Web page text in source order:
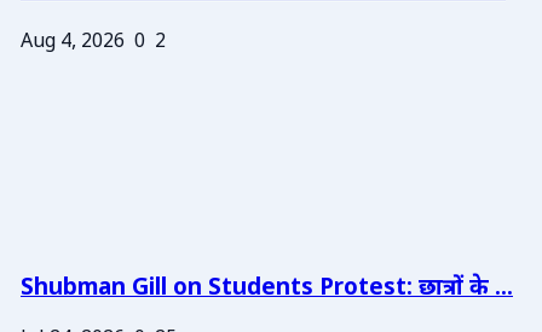
Aug 4, 2026 0 2
Shubman Gill on Students Protest: छात्रों के ...